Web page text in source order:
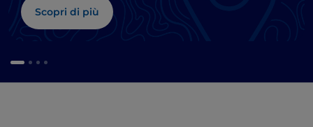
Scopri di più